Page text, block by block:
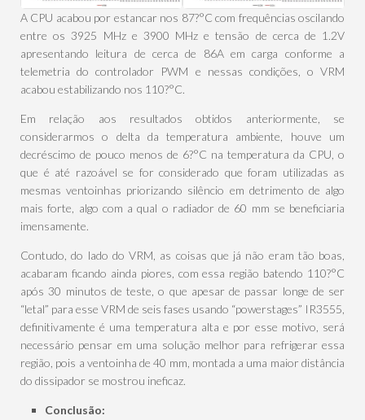
A CPU acabou por estancar nos 87?°C com frequências oscilando
entre os 3925 MHz e 3900 MHz e tensão de cerca de 1.2V
apresentando leitura de cerca de 86A em carga conforme a
telemetria do controlador PWM e nessas condições, o VRM
acabou estabilizando nos 110?°C.
Em relação aos resultados obtidos anteriormente, se
considerarmos o delta da temperatura ambiente, houve um
decréscimo de pouco menos de 6?°C na temperatura da CPU, o
que é até razoável se for considerado que foram utilizadas as
mesmas ventoinhas priorizando silêncio em detrimento de algo
mais forte, algo com a qual o radiador de 60 mm se beneficiaria
imensamente.
Contudo, do lado do VRM, as coisas que já não eram tão boas,
acabaram ficando ainda piores, com essa região batendo 110?°C
após 30 minutos de teste, o que apesar de passar longe de ser
“letal” para esse VRM de seis fases usando “powerstages” IR3555,
definitivamente é uma temperatura alta e por esse motivo, será
necessário pensar em uma solução melhor para refrigerar essa
região, pois a ventoinha de 40 mm, montada a uma maior distância
do dissipador se mostrou ineficaz.
Conclusão: